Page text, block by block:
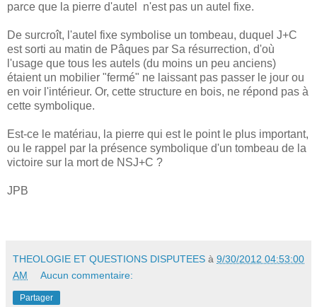
parce que la pierre d'autel
n'est pas un autel fixe.
De surcroît, l'autel fixe symbolise un tombeau, duquel J+C
est sorti au matin de Pâques par Sa résurrection, d'où
l'usage que tous les autels (du moins un peu anciens)
étaient un mobilier "fermé" ne laissant pas passer le jour ou
en voir l'intérieur. Or, cette structure en bois, ne répond pas à
cette symbolique.
Est-ce le matériau, la pierre qui est le point le plus important,
ou le rappel par la présence symbolique d'un tombeau de la
victoire sur la mort de NSJ+C ?
JPB
THEOLOGIE ET QUESTIONS DISPUTEES à 9/30/2012 04:53:00
AM
Aucun commentaire:
Partager